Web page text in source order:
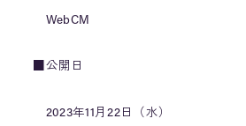
WebCM
■公開日
2023年11月22日（水）